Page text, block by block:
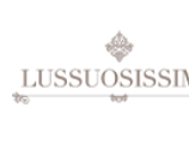
contenuto